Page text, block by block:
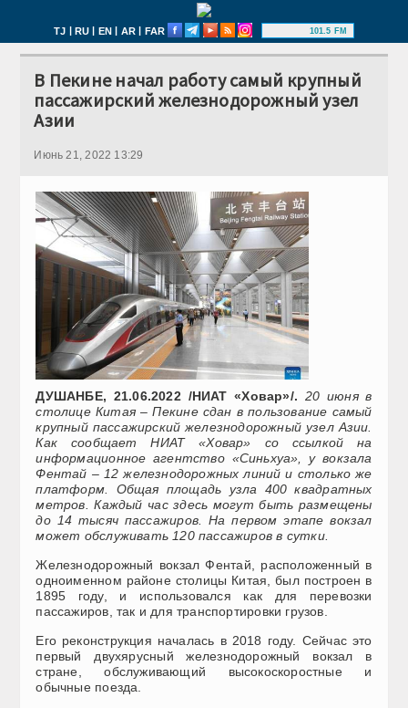
TJ | RU | EN | AR | FAR 101.5 FM
В Пекине начал работу самый крупный
пассажирский железнодорожный узел
Азии
Июнь 21, 2022 13:29
ДУШАНБЕ, 21.06.2022 /НИАТ «Ховар»/. 20 июня в
столице Китая – Пекине сдан в пользование самый
крупный пассажирский железнодорожный узел Азии.
Как сообщает НИАТ «Ховар» со ссылкой на
информационное агентство «Синьхуа», у вокзала
Фентай – 12 железнодорожных линий и столько же
платформ. Общая площадь узла 400 квадратных
метров. Каждый час здесь могут быть размещены
до 14 тысяч пассажиров. На первом этапе вокзал
может обслуживать 120 пассажиров в сутки.
Железнодорожный вокзал Фентай, расположенный в
одноименном районе столицы Китая, был построен в
1895 году, и использовался как для перевозки
пассажиров, так и для транспортировки грузов.
Его реконструкция началась в 2018 году. Сейчас это
первый двухярусный железнодорожный вокзал в
стране, обслуживающий высокоскоростные и
обычные поезда.